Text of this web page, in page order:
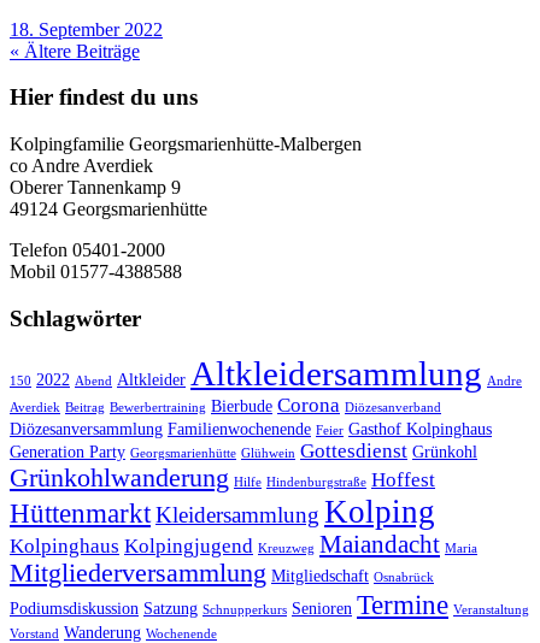
18. September 2022
« Ältere Beiträge
Hier findest du uns
Kolpingfamilie Georgsmarienhütte-Malbergen
co Andre Averdiek
Oberer Tannenkamp 9
49124 Georgsmarienhütte
Telefon 05401-2000
Mobil 01577-4388588
Schlagwörter
150 2022 Abend Altkleider Altkleidersammlung Andre
Averdiek Beitrag Bewerbertraining Bierbude Corona Diözesanverband
Diözesanversammlung Familienwochenende Feier Gasthof Kolpinghaus
Generation Party Georgsmarienhütte Glühwein Gottesdienst Grünkohl
Grünkohlwanderung Hilfe Hindenburgstraße Hoffest
HüttenmarktKleidersammlung Kolping
Kolpinghaus Kolpingjugend Kreuzweg Maiandacht Maria
Mitgliederversammlung Mitgliedschaft Osnabrück
Podiumsdiskussion Satzung Schnupperkurs Senioren Termine Veranstaltung
Vorstand Wanderung Wochenende